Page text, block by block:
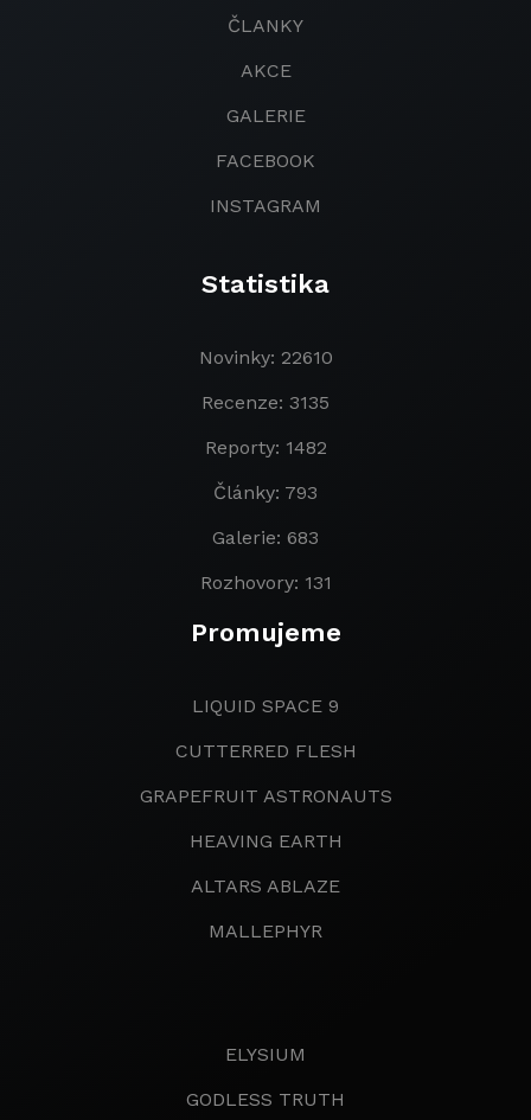
ČLANKY
AKCE
GALERIE
FACEBOOK
INSTAGRAM
Statistika
Novinky: 22610
Recenze: 3135
Reporty: 1482
Články: 793
Galerie: 683
Rozhovory: 131
Promujeme
LIQUID SPACE 9
CUTTERRED FLESH
GRAPEFRUIT ASTRONAUTS
HEAVING EARTH
ALTARS ABLAZE
MALLEPHYR
ELYSIUM
GODLESS TRUTH